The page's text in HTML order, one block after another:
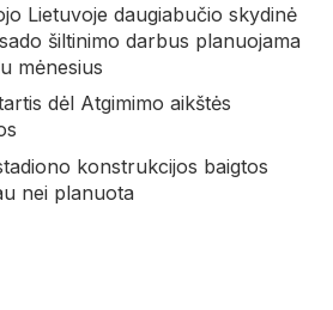
Lietuvoje daugiabučio skydinė
šiltinimo darbus planuojama
mėnesius
dėl Atgimimo aikštės
konstrukcijos baigtos
nei planuota